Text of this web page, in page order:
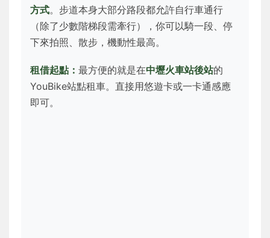
方式。步道本身大部分路段都允許自行車通行
（除了少數階梯段需牽行），你可以騎一段、停
下來拍照、散步，機動性最高。
租借起點： 最方便的就是在中壢火車站後站的
YouBike站點租車。直接用悠遊卡或一卡通感應
即可。